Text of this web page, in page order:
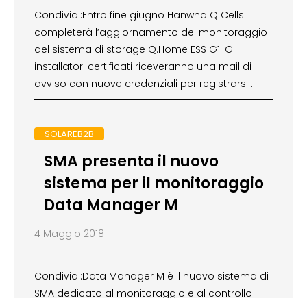
Condividi:Entro fine giugno Hanwha Q Cells
completerà l’aggiornamento del monitoraggio
del sistema di storage Q.Home ESS G1. Gli
installatori certificati riceveranno una mail di
avviso con nuove credenziali per registrarsi …
SOLAREB2B
SMA presenta il nuovo
sistema per il monitoraggio
Data Manager M
4 Maggio 2018
Condividi:Data Manager M è il nuovo sistema di
SMA dedicato al monitoraggio e al controllo